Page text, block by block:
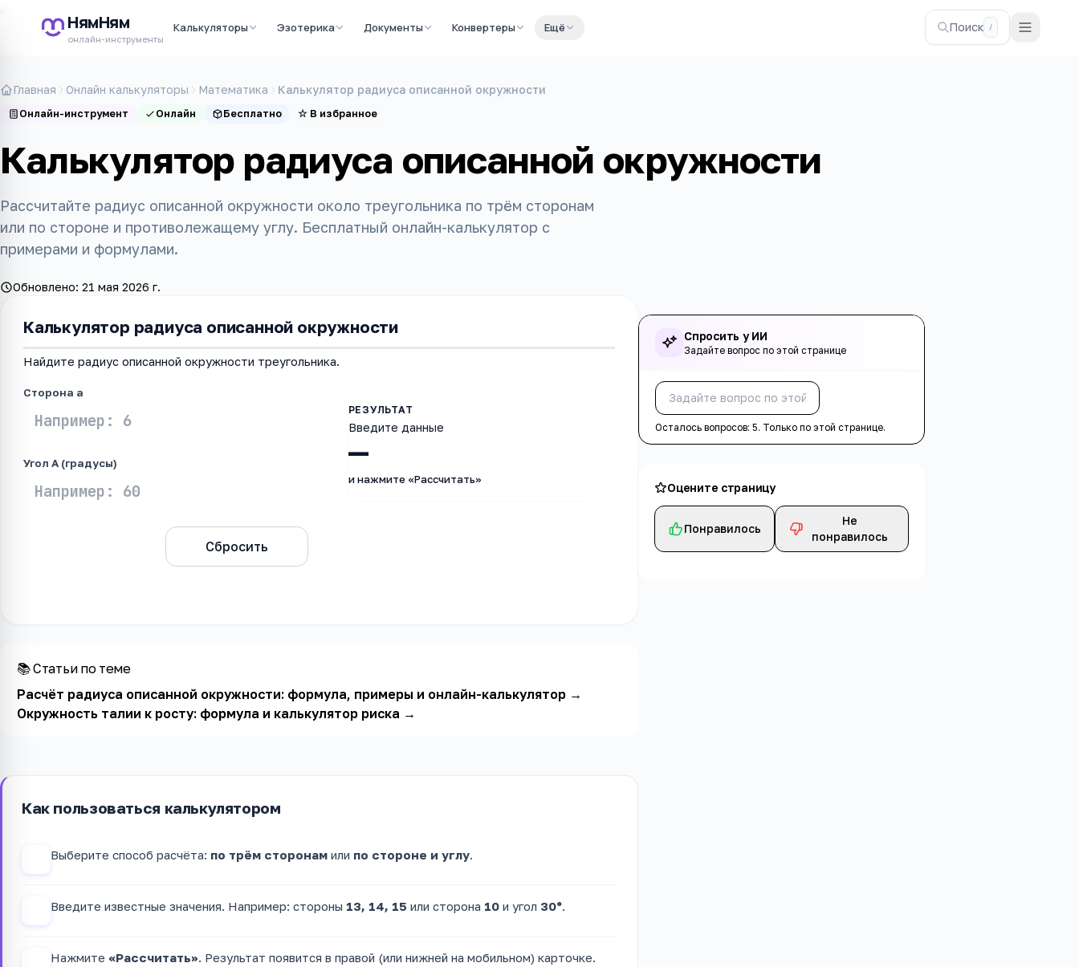
НямНям
онлайн-инструменты
Калькуляторы Эзотерика Документы Конвертеры Ещё Поиск /
Главная Онлайн калькуляторы Математика Калькулятор радиуса описанной окружности
Онлайн-инструмент Онлайн Бесплатно ☆ В избранное
Калькулятор радиуса описанной окружности
Рассчитайте радиус описанной окружности около треугольника по трём сторонам
или по стороне и противолежащему углу. Бесплатный онлайн-калькулятор с
примерами и формулами.
Обновлено: 21 мая 2026 г.
Калькулятор радиуса описанной окружности
Найдите радиус описанной окружности треугольника.
Сторона a
Угол A (градусы)
Сбросить
—
Введите данные
и нажмите «Рассчитать»
📚 Статьи по теме
Расчёт радиуса описанной окружности: формула, примеры и онлайн-калькулятор→
Окружность талии к росту: формула и калькулятор риска →
Как пользоваться калькулятором
Выберите способ расчёта: по трём сторонам или по стороне и углу.
Введите известные значения. Например: стороны 13, 14, 15 или сторона 10 и угол 30°.
Нажмите «Рассчитать». Результат появится в правой (или нижней на мобильном) карточке.
Спросить у ИИ
Задайте вопрос по этой странице
Осталось вопросов:5. Только по этой странице.
Оцените страницу
Понравилось
Не
понравилось